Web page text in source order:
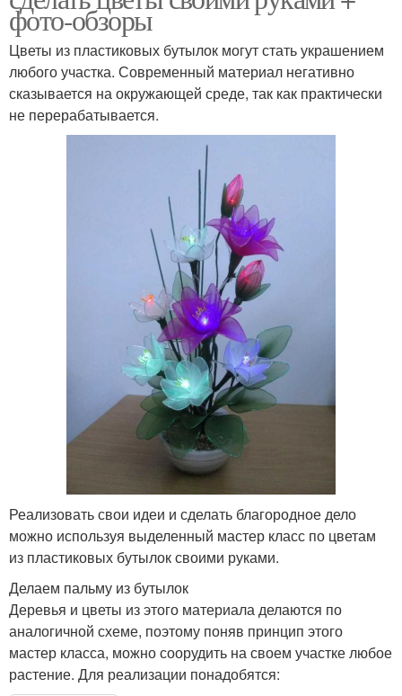
фото-обзоры
Цветы из пластиковых бутылок могут стать украшением
любого участка. Современный материал негативно
сказывается на окружающей среде, так как практически
не перерабатывается.
Реализовать свои идеи и сделать благородное дело
можно используя выделенный мастер класс по цветам
из пластиковых бутылок своими руками.
Делаем пальму из бутылок
Деревья и цветы из этого материала делаются по
аналогичной схеме, поэтому поняв принцип этого
мастер класса, можно соорудить на своем участке любое
растение. Для реализации понадобятся: